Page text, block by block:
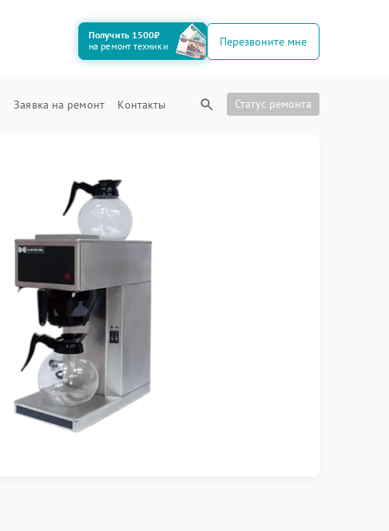
Получить 1500₽
на ремонт техники
Перезвоните мне
Заявка на ремонт Контакты Статус ремонта